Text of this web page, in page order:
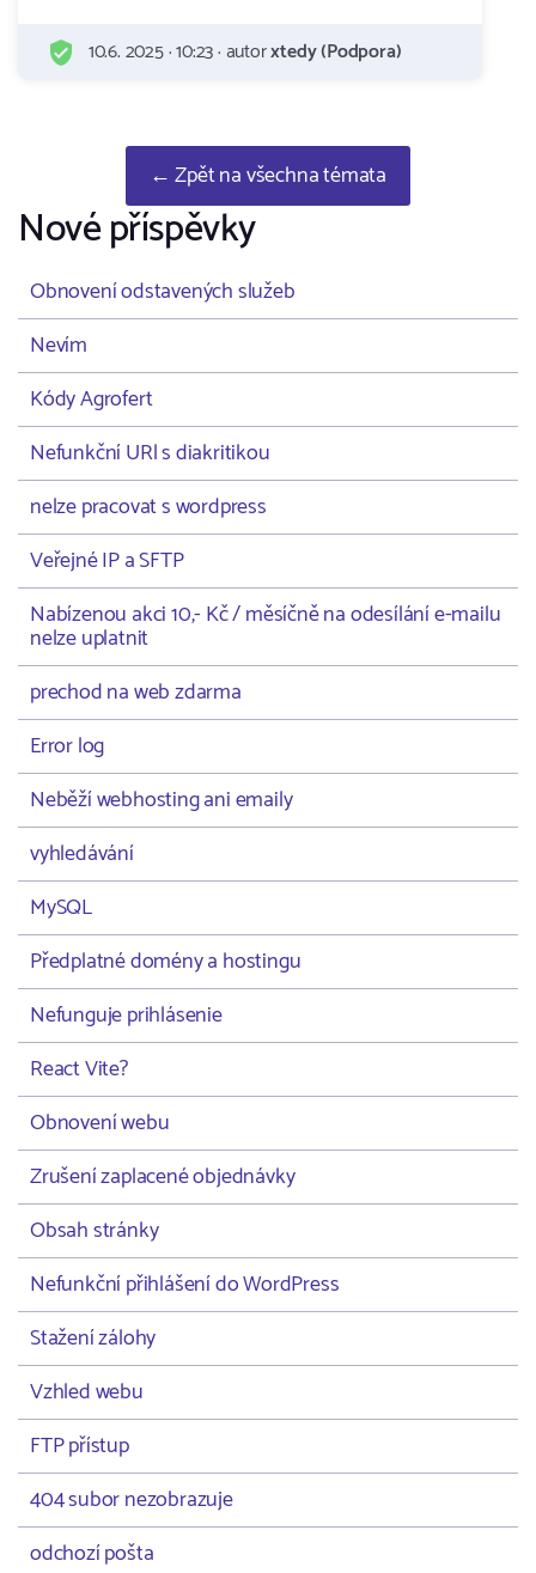
10.6. 2025 · 10:23 · autorxtedy (Podpora)
← Zpět na všechna témata
Nové příspěvky
Obnovení odstavených služeb
Nevím
Kódy Agrofert
Nefunkční URl s diakritikou
nelze pracovat s wordpress
Veřejné IP a SFTP
Nabízenou akci 10,- Kč / měsíčně na odesílání e-mailu
nelze uplatnit
prechod na web zdarma
Error log
Neběží webhosting ani emaily
vyhledávání
MySQL
Předplatné domény a hostingu
Nefunguje prihlásenie
React Vite?
Obnovení webu
Zrušení zaplacené objednávky
Obsah stránky
Nefunkční přihlášení do WordPress
Stažení zálohy
Vzhled webu
FTP přístup
404 subor nezobrazuje
odchozí pošta